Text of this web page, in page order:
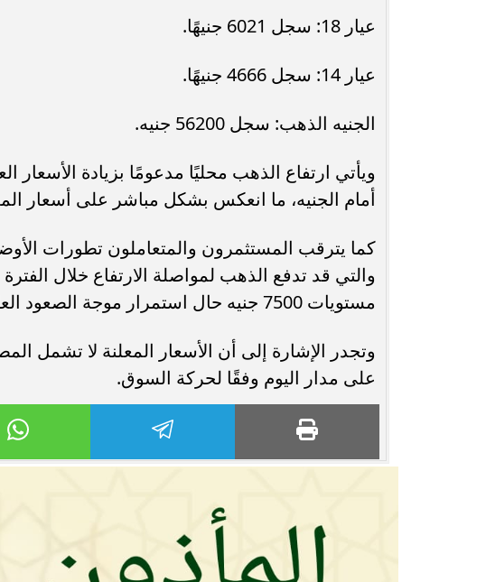
عيار 18: سجل 6021 جنيهًا.
عيار 14: سجل 4666 جنيهًا.
الجنيه الذهب: سجل 56200 جنيه.
ويأتي ارتفاع الذهب محليًا مدعومًا بزيادة الأسعار
أمام الجنيه، ما انعكس بشكل مباشر على أسعار
كما يترقب المستثمرون والمتعاملون تطورات
مستويات 7500 جنيه حال استمرار موجة الصعود العالمية.
وتجدر الإشارة إلى أن الأسعار المعلنة لا تشمل
على مدار اليوم وفقًا لحركة السوق.